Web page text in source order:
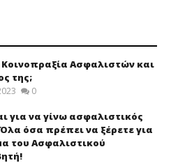
Κοινοπραξία Ασφαλιστών και
της;
0
για να γίνω ασφαλιστικός
όσα πρέπει να ξέρετε για
του Ασφαλιστικού